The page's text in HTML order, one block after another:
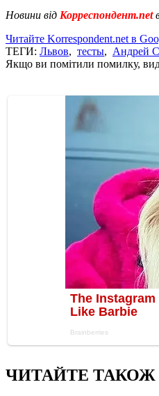
Новини від Корреспондент.net
Читайте Korrespondent.net в
ТЕГИ: Львов, тесты, Андрей
Якщо ви помітили помилку,
ЧИТАЙТЕ ТАКОЖ